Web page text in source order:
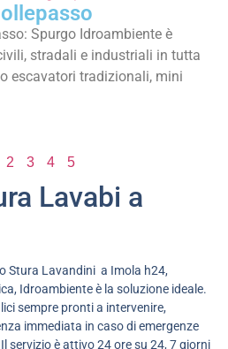
Spurgo Idroambiente è
stradali e industriali in tutta
escavatori tradizionali, mini
2 3 4 5
Lavabi a
Stura Lavandini a Imola h24,
Idroambiente è la soluzione ideale.
sempre pronti a intervenire,
immediata in caso di emergenze
servizio è attivo 24 ore su 24, 7 giorni